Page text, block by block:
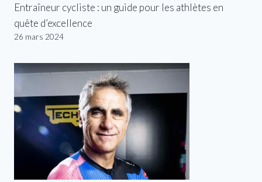
Entraîneur cycliste : un guide pour les athlètes en
quête d’excellence
26 mars 2024